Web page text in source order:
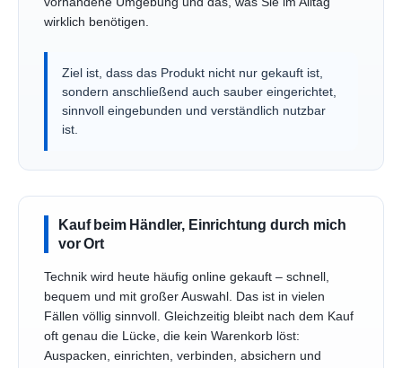
wirklich benötigen.
Ziel ist, dass das Produkt nicht nur gekauft ist,
sondern anschließend auch sauber eingerichtet,
sinnvoll eingebunden und verständlich nutzbar
ist.
Kauf beim Händler, Einrichtung durch mich
vor Ort
Technik wird heute häufig online gekauft – schnell,
bequem und mit großer Auswahl. Das ist in vielen
Fällen völlig sinnvoll. Gleichzeitig bleibt nach dem Kauf
oft genau die Lücke, die kein Warenkorb löst:
Auspacken, einrichten, verbinden, absichern und